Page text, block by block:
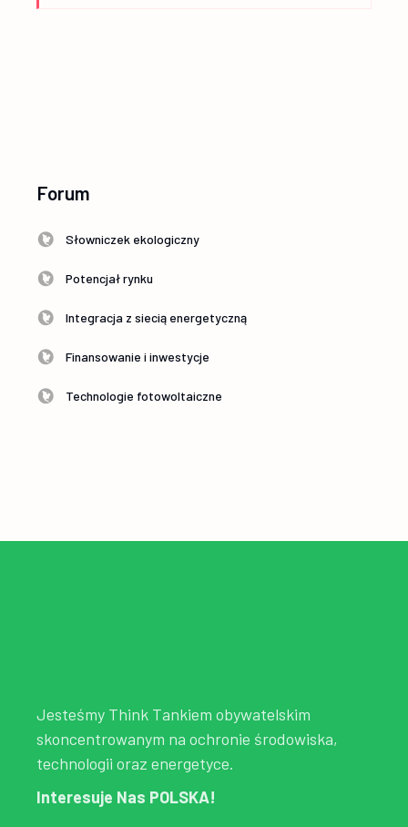
Forum
Słowniczek ekologiczny
Potencjał rynku
Integracja z siecią energetyczną
Finansowanie i inwestycje
Technologie fotowoltaiczne
Jesteśmy Think Tankiem obywatelskim
skoncentrowanym na ochronie środowiska,
technologii oraz energetyce.
Interesuje Nas POLSKA!